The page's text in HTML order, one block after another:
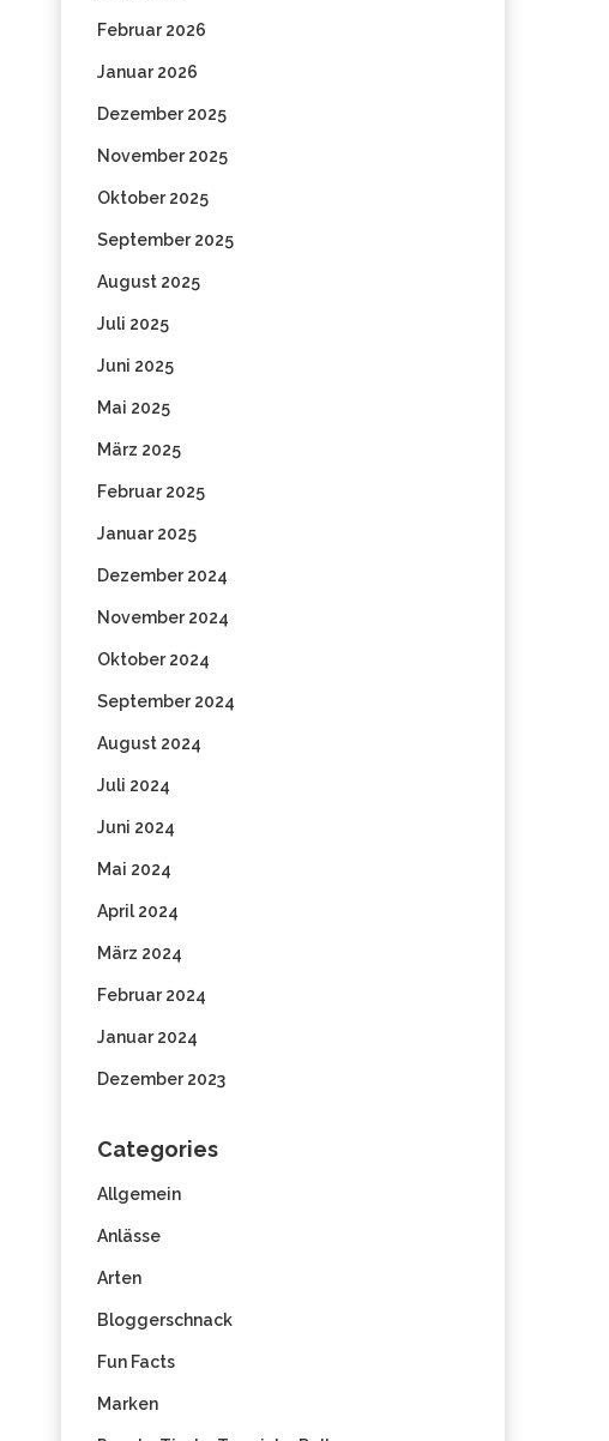
Februar 2026
Januar 2026
Dezember 2025
November 2025
Oktober 2025
September 2025
August 2025
Juli 2025
Juni 2025
Mai 2025
März 2025
Februar 2025
Januar 2025
Dezember 2024
November 2024
Oktober 2024
September 2024
August 2024
Juli 2024
Juni 2024
Mai 2024
April 2024
März 2024
Februar 2024
Januar 2024
Dezember 2023
Categories
Allgemein
Anlässe
Arten
Bloggerschnack
Fun Facts
Marken